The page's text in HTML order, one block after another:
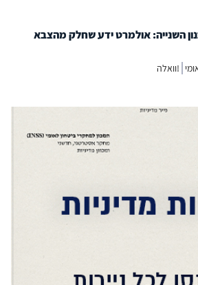
השנייה: אולמרט ידע שחלק מהצבא
!וואלה